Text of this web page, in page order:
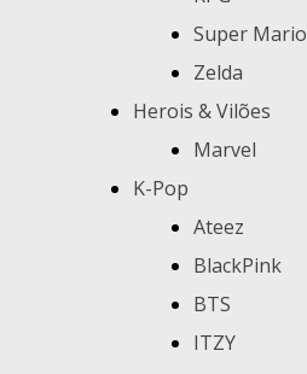
Super Mario
Zelda
Herois & Vilões
Marvel
K-Pop
Ateez
BlackPink
BTS
ITZY